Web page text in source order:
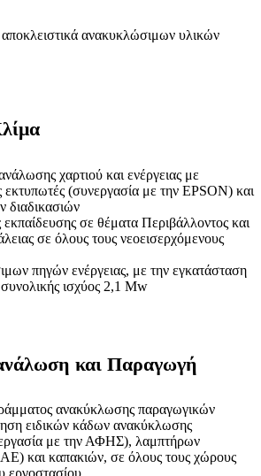
ανακυκλώσιμων υλικών
χαρτιού και ενέργειας με
(συνεργασία με την EPSON) και
διαδικασιών
σε θέματα Περιβάλλοντος και
σε όλους τους νεοεισερχόμενους
πηγών ενέργειας, με την εγκατάσταση
ισχύος 2,1 Mw
και Παραγωγή
ανακύκλωσης παραγωγικών
ειδικών κάδων ανακύκλωσης
με την ΑΦΗΣ), λαμπτήρων
και καπακιών, σε όλους τους χώρους